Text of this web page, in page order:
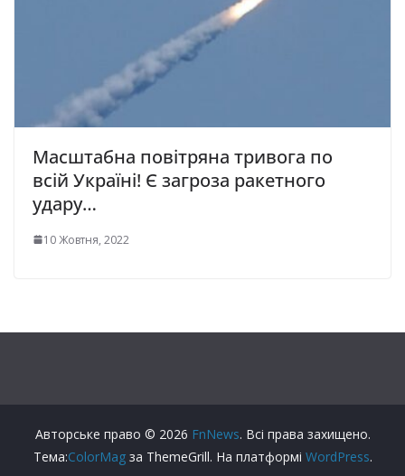
Масштабна повітряна тривога по
всій Україні! Є загроза ракетного
удару…
10 Жовтня, 2022
Авторське право © 2026 FnNews. Всі права захищено.
Тема:ColorMagза ThemeGrill. На платформі WordPress.